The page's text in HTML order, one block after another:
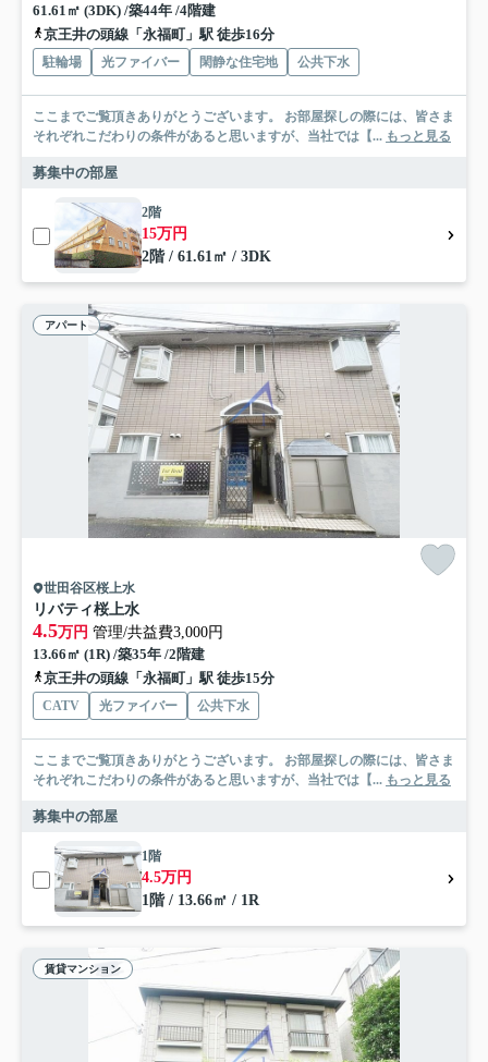
61.61㎡ (3DK) /築44年 /4階建
京王井の頭線「永福町」駅 徒歩16分
駐輪場 光ファイバー 閑静な住宅地 公共下水
ここまでご覧頂きありがとうございます。 お部屋探しの際には、皆さま
それぞれこだわりの条件があると思いますが、当社では【... もっと見る
募集中の部屋
2階
15万円
2階 / 61.61㎡ / 3DK
アパート
世田谷区桜上水
リバティ桜上水
4.5万円 管理/共益費3,000円
13.66㎡ (1R) /築35年 /2階建
京王井の頭線「永福町」駅 徒歩15分
CATV 光ファイバー 公共下水
ここまでご覧頂きありがとうございます。 お部屋探しの際には、皆さま
それぞれこだわりの条件があると思いますが、当社では【... もっと見る
募集中の部屋
1階
4.5万円
1階 / 13.66㎡ / 1R
賃貸マンション